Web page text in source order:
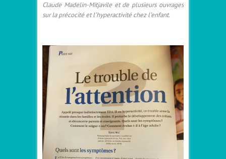
Claude Madelin-Mitjavile et de plusieurs ouvrages
sur la précocité et l’hyperactivité chez l’enfant.